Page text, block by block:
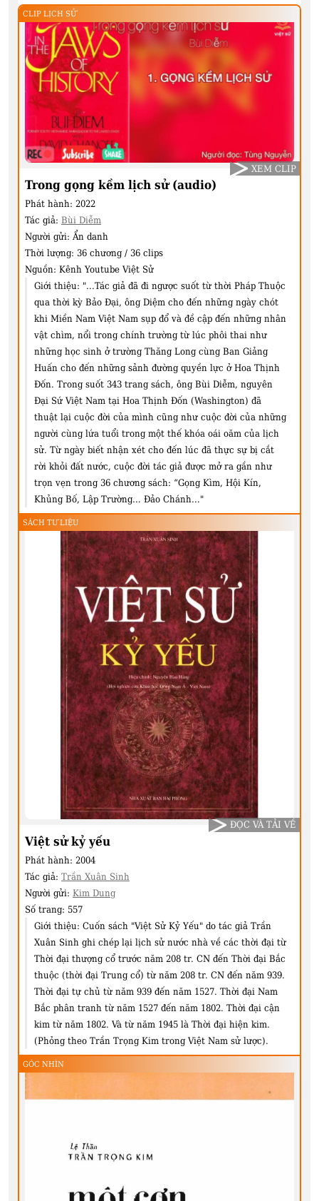
CLIP LỊCH SỬ
Trong gọng kềm lịch sử (audio)
Phát hành: 2022
Tác giả: Bùi Diễm
Người gửi: Ẩn danh
Thời lượng: 36 chương / 36 clips
Nguồn: Kênh Youtube Việt Sử
Giới thiệu: "...Tác giả đã đi ngược suốt từ thời Pháp Thuộc
qua thời kỳ Bảo Đại, ông Diệm cho đến những ngày chót
khi Miền Nam Việt Nam sụp đổ và đề cập đến những nhân
vật chìm, nổi trong chính trường từ lúc phôi thai như
những học sinh ở trường Thăng Long cùng Ban Giảng
Huấn cho đến những sảnh đường quyền lực ở Hoa Thịnh
Đốn. Trong suốt 343 trang sách, ông Bùi Diễm, nguyên
Đại Sứ Việt Nam tại Hoa Thịnh Đốn (Washington) đã
thuật lại cuộc đời của mình cũng như cuộc đời của những
người cùng lứa tuổi trong một thế khóa oái oăm của lịch
sử. Từ ngày biết nhận xét cho đến lúc đã thực sự bị cắt
rời khỏi đất nước, cuộc đời tác giả được mở ra gần như
trọn vẹn trong 36 chương sách: “Gọng Kìm, Hội Kín,
Khủng Bố, Lập Trường… Đảo Chánh..."
XEM CLIP
SÁCH TƯ LIỆU
Việt sử kỷ yếu
Phát hành: 2004
Tác giả: Trần Xuân Sinh
Người gửi: Kim Dung
Số trang: 557
Giới thiệu: Cuốn sách "Việt Sử Kỷ Yếu" do tác giả Trần
Xuân Sinh ghi chép lại lịch sử nước nhà về các thời đại từ
Thời đại thượng cổ trước năm 208 tr. CN đến Thời đại Bắc
thuộc (thời đại Trung cổ) từ năm 208 tr. CN đến năm 939.
Thời đại tự chủ từ năm 939 đến năm 1527. Thời đại Nam
Bắc phân tranh từ năm 1527 đến năm 1802. Thời đại cận
kim từ năm 1802. Và từ năm 1945 là Thời đại hiện kim.
(Phỏng theo Trần Trọng Kim trong Việt Nam sử lược).
ĐỌC VÀ TẢI VỀ
GÓC NHÌN